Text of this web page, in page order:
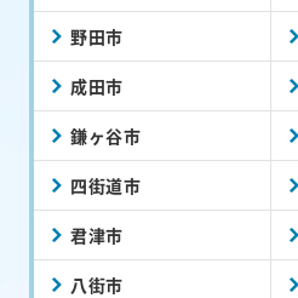
野田市
成田市
鎌ヶ谷市
四街道市
君津市
八街市